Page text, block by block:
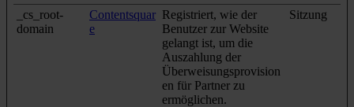
_cs_root-
domain
Contentsquar
e
Registriert, wie der
Benutzer zur Website
gelangt ist, um die
Auszahlung der
Überweisungsprovision
en für Partner zu
ermöglichen.
Sitzung